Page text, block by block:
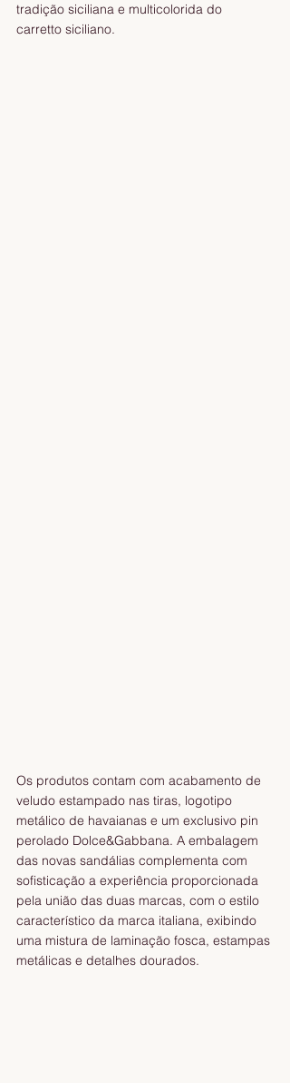
tradição siciliana e multicolorida do
carretto siciliano.
Os produtos contam com acabamento de
veludo estampado nas tiras, logotipo
metálico de havaianas e um exclusivo pin
perolado Dolce&Gabbana. A embalagem
das novas sandálias complementa com
sofisticação a experiência proporcionada
pela união das duas marcas, com o estilo
característico da marca italiana, exibindo
uma mistura de laminação fosca, estampas
metálicas e detalhes dourados.